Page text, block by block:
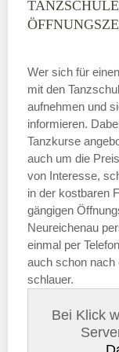
Wer sich für einen
mit den
aufnehmen und
informieren.
Tanzkurse
auch um die
von Interesse,
in der kostbaren
gängigen
Neureichenau
einmal per
auch schon nach
schlauer.
Bei Klick